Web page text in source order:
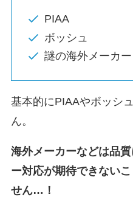
PIAA
ボッシュ
謎の海外メーカ
基本的にPIAAやボッシ
ん。
海外メーカーなどは品
ー対応が期待できない
せん…！